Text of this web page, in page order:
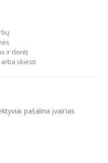
ir išorė)
skiesti
pašalina įvairias